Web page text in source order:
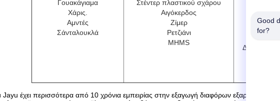
Γουακάγιαμα
Χάρις.
Αμντές
Σάνταλουκλά
Στέντερ πλαστικού σχάρου
Αιγόκερδος
Ζίμερ
Ρετζιάνι
MHMS
έχει περισσότερα από 10 χρόνια εμπειρίας στην εξαγωγή διαφόρων εξαρτημάτων
Good
for?